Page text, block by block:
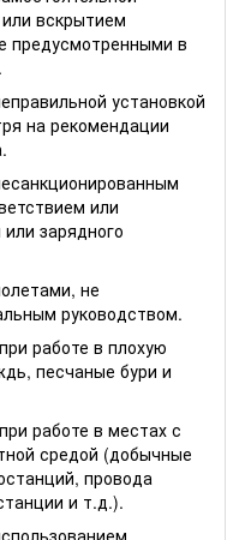
вскрытием
предусмотренными в
установкой
на рекомендации
или
зарядного
не
руководством.
работе в плохую
песчаные бури и
работе в местах с
средой (добычные
провода
и т.д.).